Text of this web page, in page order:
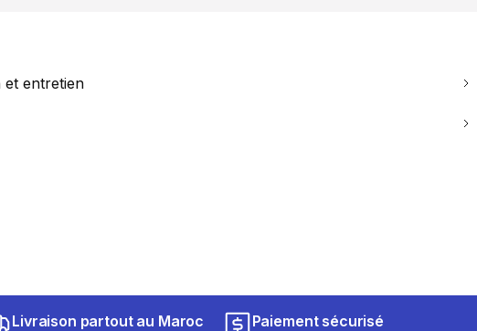
et entretien
Livraison partout au Maroc Paiement sécurisé